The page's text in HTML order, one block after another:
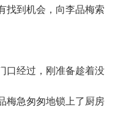
到机会，向李品梅索
经过，刚准备趁着没
梅急匆匆地锁上了厨房